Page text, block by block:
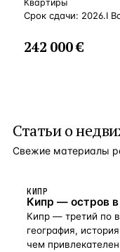
Квартиры
Срок сдачи: 2026.I
242 000 €
Статьи о
Свежие материалы
КИПР
Кипр — остров
Кипр — третий по
география,
чем